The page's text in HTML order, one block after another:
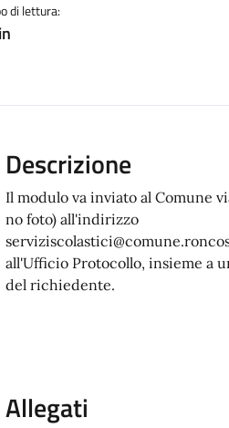
di lettura:
Descrizione
Il modulo va inviato al Comune
no foto) all'indirizzo
all'Ufficio Protocollo, insieme a
del richiedente.
Allegati